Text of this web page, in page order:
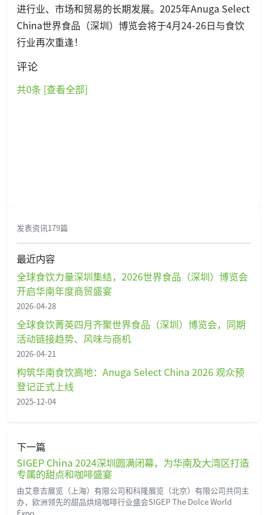
进行业、市场和贸易的长期发展。2025年Anuga Select
China世界食品（深圳）博览会将于4月24-26日与食饮
行业再次重逢！
评论
共0条 [查看全部]
发表资讯179篇
最近内容
全球食饮力量深圳集结，2026世界食品（深圳）博览会
开启华南年度商贸盛宴
2026-04-28
全球食饮菁英四月齐聚世界食品（深圳）博览会，同期
活动链接趋势、风味与商机
2026-04-21
构筑华南食饮高地：Anuga Select China 2026 观众预
登记正式上线
2025-12-04
下一篇
SIGEP China 2024深圳圆满闭幕，为华南及大湾区打造
专属的甜点和咖啡盛宴
由艾意吉展览（上海）有限公司和科隆展览（北京）有限公司共同主
办，欧洲领先的甜品烘焙咖啡行业盛会SIGEP The Dolce World